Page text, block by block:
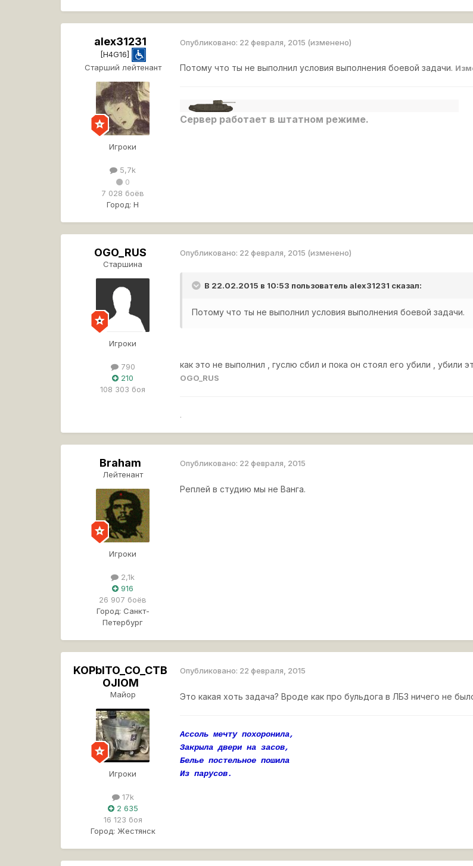
alex31231
[H4G16]
Старший лейтенант
Игроки
5,7k
0
7 028 боёв
Город: Н
Опубликовано: 22 февраля, 2015 (изменено)
Потому что ты не выполнил условия выполнения боевой задачи.
Сервер работает в штатном режиме.
OGO_RUS
Старшина
Игроки
790
210
108 303 боя
Опубликовано: 22 февраля, 2015 (изменено)
В 22.02.2015 в 10:53 пользовательalex31231 сказал:
Потому что ты не выполнил условия выполнения боевой задачи.
как это не выполнил , гуслю сбил и пока он стоял его убили , убили
OGO_RUS
.
Braham
Лейтенант
Игроки
2,1k
916
26 907 боёв
Город: Санкт-
Петербург
Опубликовано: 22 февраля, 2015
Реплей в студию мы не Ванга.
KOPbITO_CO_CTB
OJIOM
Майор
Игроки
17k
2 635
16 123 боя
Город: Жестянск
Опубликовано: 22 февраля, 2015
Это какая хоть задача? Вроде как про бульдога в ЛБЗ ничего не
Ассоль мечту похоронила,
Закрыла двери на засов,
Белье постельное пошила
Из парусов.